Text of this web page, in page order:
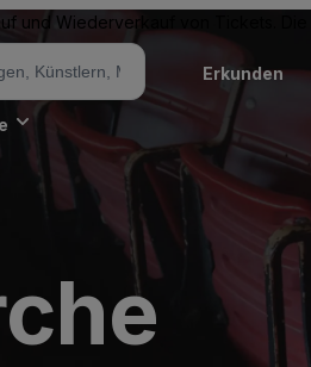
und Wiederverkauf von Tickets.
Erkunden